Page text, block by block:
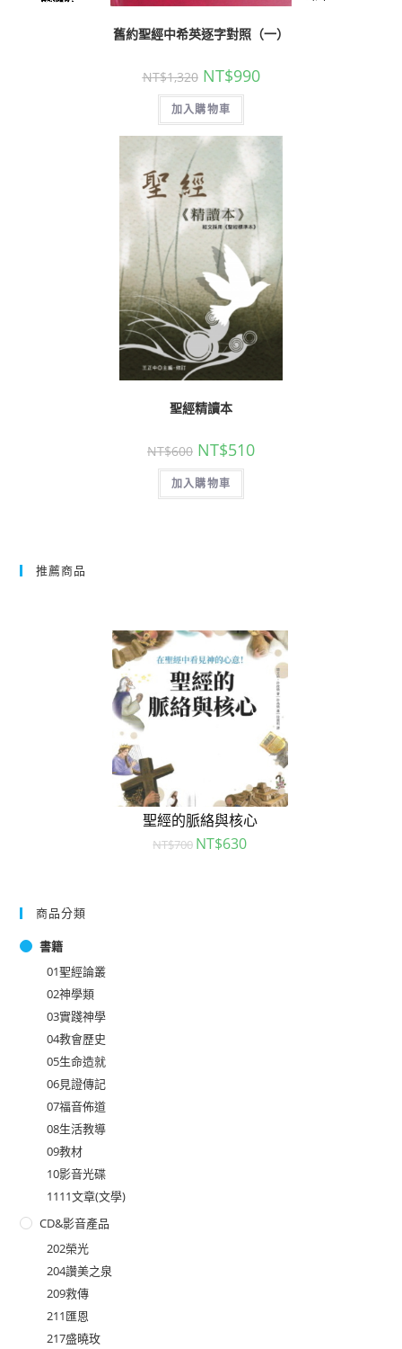
舊約聖經中希英逐字對照（一）
NT$1,320 NT$990
加入購物車
聖經精讀本
NT$600 NT$510
加入購物車
推薦商品
聖經的脈絡與核心
NT$700 NT$630
商品分類
書籍
01聖經論叢
02神學類
03實踐神學
04教會歷史
05生命造就
06見證傳記
07福音佈道
08生活教導
09教材
10影音光碟
1111文章(文學)
CD&影音產品
202榮光
204讚美之泉
209救傳
211匯恩
217盛曉玫